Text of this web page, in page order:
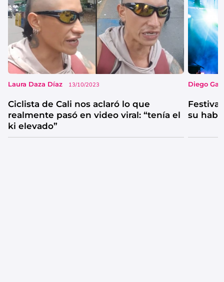
Laura Daza Díaz 13/10/2023
Ciclista de Cali nos aclaró lo que
realmente pasó en video viral: “tenía el
ki elevado”
Diego
su